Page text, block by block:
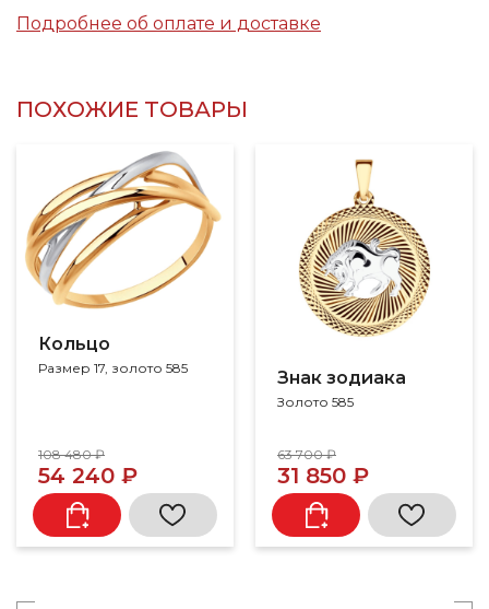
Подробнее об оплате и доставке
ПОХОЖИЕ ТОВАРЫ
Кольцо
Размер 17, золото 585
108 480 ₽
54 240 ₽
Знак зодиака
Золото 585
63 700 ₽
31 850 ₽